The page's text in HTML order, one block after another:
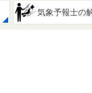
気象予報士の